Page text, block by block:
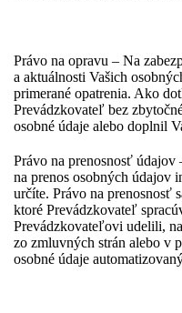
Právo na opravu – Na
a aktuálnosti Vašich
primerané opatrenia. Ako
Prevádzkovateľ bez
osobné údaje alebo doplnil
Právo na prenosnosť
na prenos osobných údajov
určíte. Právo na prenosnosť
ktoré Prevádzkovateľ
Prevádzkovateľovi udelili,
zo zmluvných strán alebo v
osobné údaje